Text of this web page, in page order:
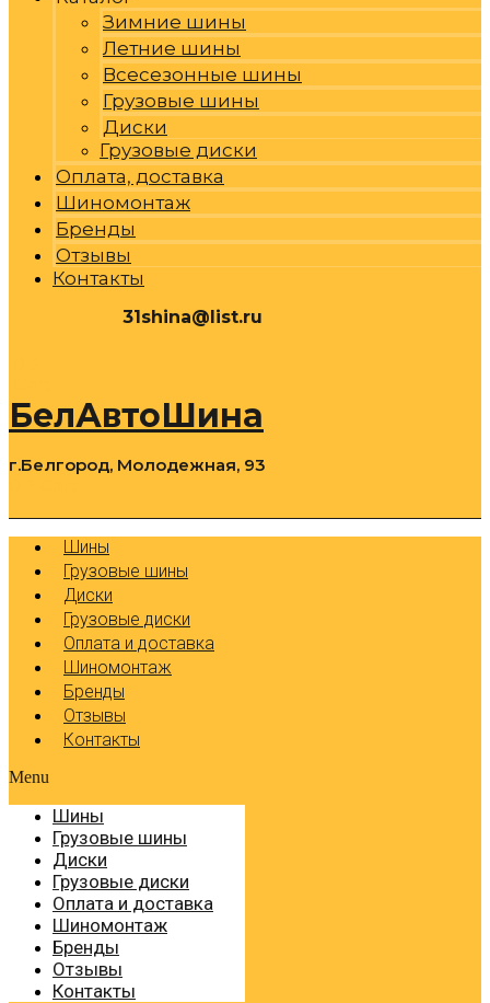
Зимние шины
Летние шины
Всесезонные шины
Грузовые шины
Диски
Грузовые диски
Оплата, доставка
Шиномонтаж
Бренды
Отзывы
Контакты
31shina@list.ru
БелАвтоШина
г.Белгород, Молодежная, 93
Шины
Грузовые шины
Диски
Грузовые диски
Оплата и доставка
Шиномонтаж
Бренды
Отзывы
Контакты
Menu
Шины
Грузовые шины
Диски
Грузовые диски
Оплата и доставка
Шиномонтаж
Бренды
Отзывы
Контакты